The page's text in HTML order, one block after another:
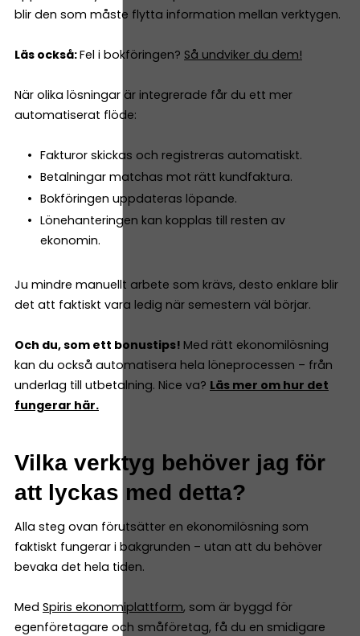
blir den som måste flytta information mellan verktygen.
Läs också:Fel i bokföringen? Så undviker du dem!
När olika lösningar är integrerade får du ett mer
automatiserat flöde:
Fakturor skickas och registreras automatiskt.
Betalningar matchas mot rätt kundfaktura.
Bokföringen uppdateras löpande.
Lönehanteringen kan kopplas till resten av
ekonomin.
Ju mindre manuellt arbete som krävs, desto enklare blir
det att faktiskt vara ledig när semestern väl börjar.
Och du, som ett bonustips! Med rätt ekonomilösning
kan du också automatisera hela löneprocessen – från
underlag till utbetalning. Nice va? Läs mer om hur det
fungerar här.
Vilka verktyg behöver jag för
att lyckas med detta?
Alla steg ovan förutsätter en ekonomilösning som
faktiskt fungerar i bakgrunden – utan att du behöver
bevaka det hela tiden.
Med Spiris ekonomiplattform, som är byggd för
egenföretagare och småföretag, få du en smidigare